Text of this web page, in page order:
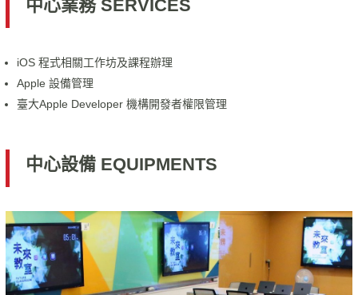
中心業務 SERVICES
iOS 程式相關工作坊及課程辦理
Apple 設備管理
臺大Apple Developer 機構開發者權限管理
中心設備 EQUIPMENTS